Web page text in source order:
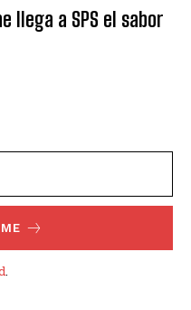
llega a SPS el sabor
.